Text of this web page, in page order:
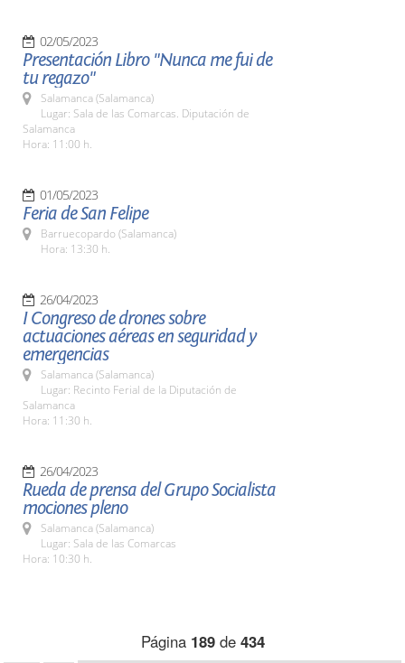
02/05/2023
Presentación Libro "Nunca me fui de
tu regazo"
Salamanca (Salamanca)
Lugar: Sala de las Comarcas. Diputación de
Salamanca
Hora: 11:00 h.
01/05/2023
Feria de San Felipe
Barruecopardo (Salamanca)
Hora: 13:30 h.
26/04/2023
I Congreso de drones sobre
actuaciones aéreas en seguridad y
emergencias
Salamanca (Salamanca)
Lugar: Recinto Ferial de la Diputación de
Salamanca
Hora: 11:30 h.
26/04/2023
Rueda de prensa del Grupo Socialista
mociones pleno
Salamanca (Salamanca)
Lugar: Sala de las Comarcas
Hora: 10:30 h.
Página 189de 434